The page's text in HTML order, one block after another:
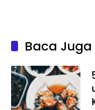
Baca Juga